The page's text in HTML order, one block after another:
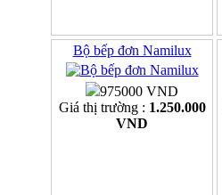
Bộ bếp đơn Namilux
975000 VND
Giá thị trường : 1.250.000
VND